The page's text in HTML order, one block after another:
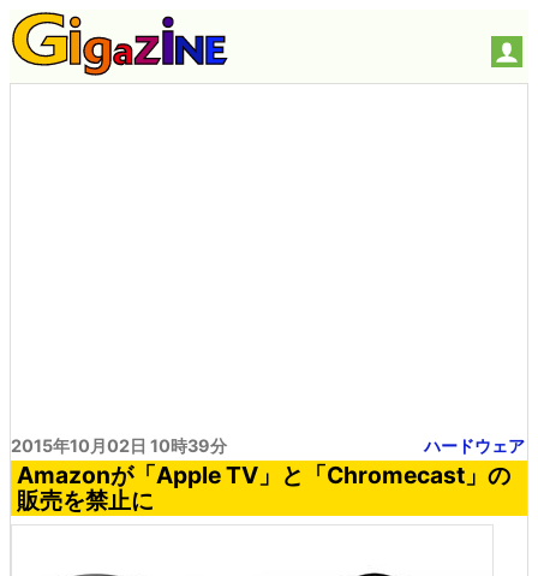
2015年10月02日 10時39分 ハードウェア
Amazonが「Apple TV」と「Chromecast」の
販売を禁止に